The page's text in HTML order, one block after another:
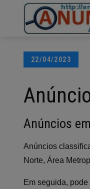
Posted
22/04/2023
Anúncios
Anúncios
Norte, Área
Em seguida,